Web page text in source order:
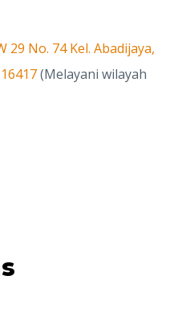
29 No. 74 Kel. Abadijaya,
(Melayani wilayah